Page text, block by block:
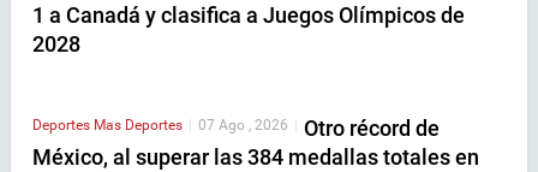
1 a Canadá y clasifica a Juegos Olímpicos de
2028
Deportes Mas Deportes 07 Ago , 2026
Otro récord de
México, al superar las 384 medallas totales en